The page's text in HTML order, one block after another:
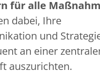
für alle
dabei, Ihre
und
an einer
auszurichten.